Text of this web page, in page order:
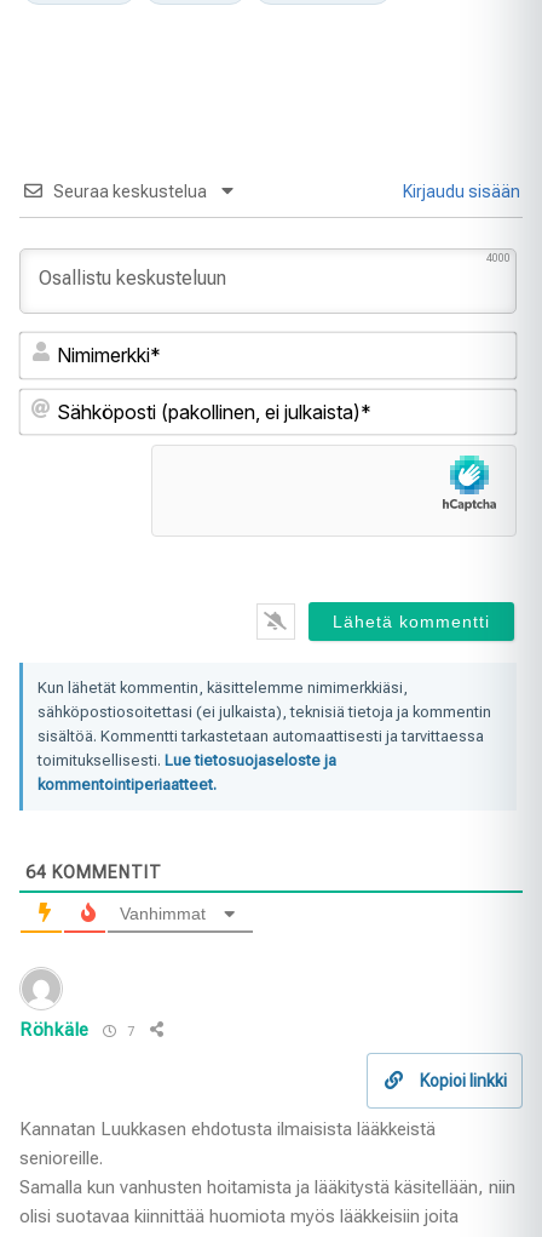
Seuraa keskustelua Kirjaudu sisään
4000
ei
Kun lähetät kommentin, käsittelemme nimimerkkiäsi,
sähköpostiosoitettasi (ei julkaista), teknisiä tietoja ja kommentin
sisältöä. Kommentti tarkastetaan automaattisesti ja tarvittaessa
toimituksellisesti. Lue tietosuojaseloste ja
kommentointiperiaatteet.
64 KOMMENTIT
Vanhimmat
Röhkäle 7
Kopioi linkki
Kannatan Luukkasen ehdotusta ilmaisista lääkkeistä
senioreille.
Samalla kun vanhusten hoitamista ja lääkitystä käsitellään, niin
olisi suotavaa kiinnittää huomiota myös lääkkeisiin joita